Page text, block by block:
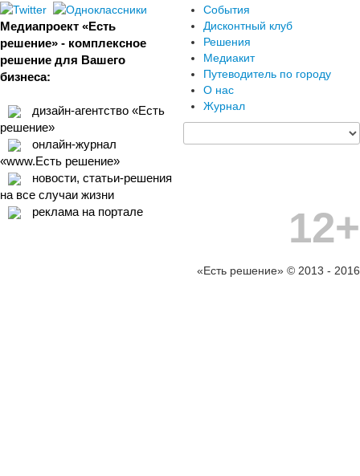
Медиапроект «Есть
решение» - комплексное
решение для Вашего
бизнеса:
дизайн-агентство «Есть
решение»
онлайн-журнал
«www.Есть решение»
новости, статьи-решения
на все случаи жизни
реклама на портале
События
Дисконтный клуб
Решения
Медиакит
Путеводитель по городу
О нас
Журнал
12+
«Есть решение» © 2013 - 2016